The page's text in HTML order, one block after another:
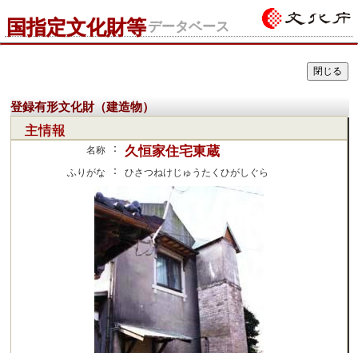
国指定文化財等データベース
登録有形文化財（建造物）
主情報
名称 ： 久恒家住宅東蔵
ふりがな ： ひさつねけじゅうたくひがしぐら